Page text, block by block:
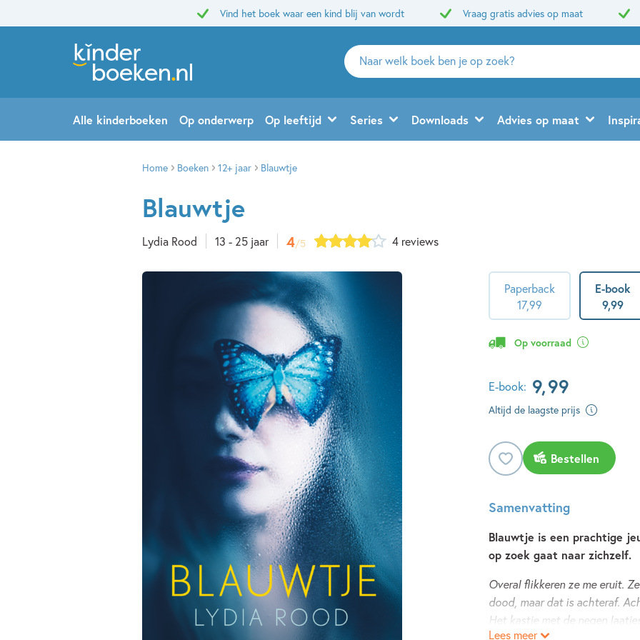
Vind het boek waar een kind blij van wordt Vraag gratis advies op maat
Zoeken
naar
en
uitgevers
Alle kinderboeken Op onderwerp Op leeftijd Series Downloads Advies op maat
Home Boeken 12+ jaar Blauwtje
Blauwtje
Lydia Rood 13 - 25 jaar 4/5 4 reviews
Paperback
17,99
E-book
9,99
Op voorraad
E-book: 9,99
Altijd de laagste prijs
Bestellen
Samenvatting
Blauwtje is een prachtige
op zoek gaat naar zichzelf.
Overal flikkeren ze me eruit.
dood, maar dat is achteraf.
Het kastje met de negen
Lees meer